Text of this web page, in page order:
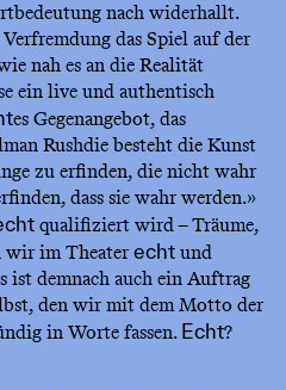
nach widerhallt.
das Spiel auf der
nah es an die Realität
ein live und authentisch
es Gegenangebot, das
Rushdie besteht die Kunst
zu erfinden, die nicht wahr
dass sie wahr werden.»
qualifiziert wird – Träume,
wir im Theaterecht und
ist demnach auch ein Auftrag
den wir mit dem Motto der
in Worte fassen. Echt?